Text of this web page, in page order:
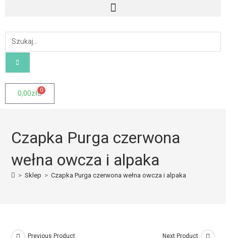
0,00zł 0
Czapka Purga czerwona
wełna owcza i alpaka
> Sklep > Czapka Purga czerwona wełna owcza i alpaka
Previous Product Next Product